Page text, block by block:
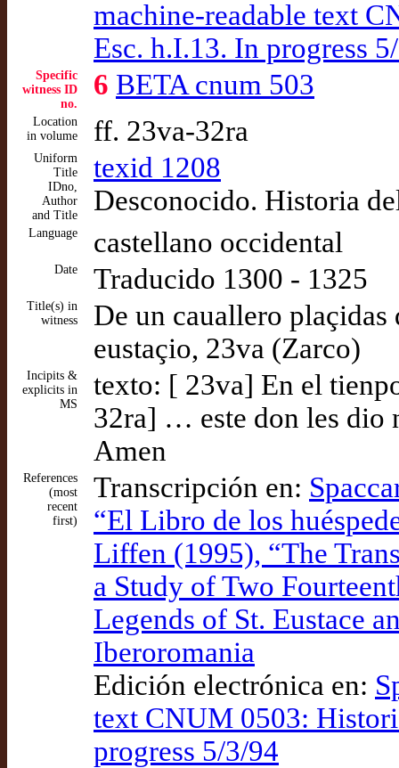
machine-readable text
Esc. h.I.13. In progress
Specific
witness ID
no.
6 BETA cnum 503
Location
in volume
ff. 23va-32ra
Uniform
Title
IDno,
Author
and Title
texid 1208
Desconocido. Historia
Language castellano occidental
Date Traducido 1300 - 1325
Title(s) in
witness
De un cauallero plaçidas
eustaçio, 23va (Zarco)
Incipits &
explicits in
MS
texto: [ 23va] En el
32ra] … este don les dio
Amen
References
(most
recent
first)
Transcripción en:
“El Libro de los
Liffen (1995), “The
a Study of Two
Legends of St. Eustace
Iberoromania
Edición electrónica en:
text CNUM 0503:
progress 5/3/94